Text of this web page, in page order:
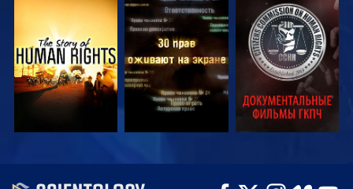
СМОТРЕТЬ СМОТРЕТЬ СМОТРЕТЬ